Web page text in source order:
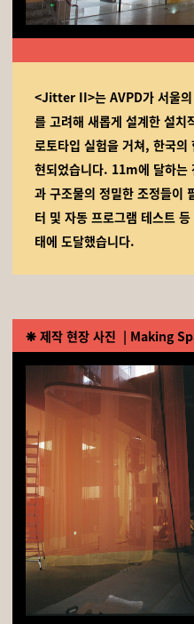
<Jitter II>는 AVPD가 서울의
를 고려해 새롭게 설계한 설
로토타입 실험을 거쳐, 한국의
현되었습니다. 11m에 달하는
과 구조물의 정밀한 조정들이
터 및 자동 프로그램 테스트
태에 도달했습니다.
❋ 제작 현장 사진 | Making